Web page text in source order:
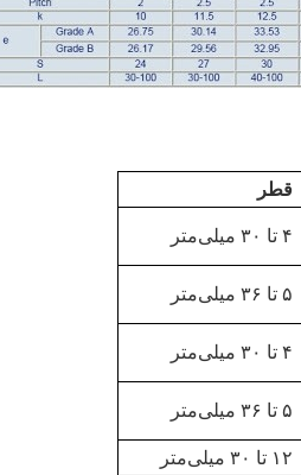
قطر
۴ تا ۳۰ میلی‌متر
۵ تا ۳۶ میلی‌متر
۴ تا ۳۰ میلی‌متر
۵ تا ۳۶ میلی‌متر
۱۲ تا ۳۰ میلی‌متر